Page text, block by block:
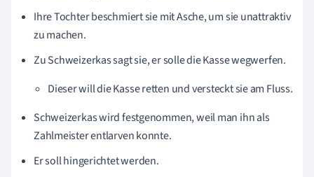
Ihre Tochter beschmiert sie mit Asche, um sie unattraktiv
zu machen.
Zu Schweizerkas sagt sie, er solle die Kasse wegwerfen.
Dieser will die Kasse retten und versteckt sie am Fluss.
Schweizerkas wird festgenommen, weil man ihn als
Zahlmeister entlarven konnte.
Er soll hingerichtet werden.